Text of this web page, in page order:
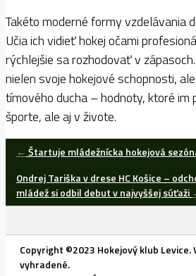
Takéto moderné formy vzdelávania
Učia ich vidieť hokej očami
rýchlejšie sa rozhodovať v
nielen svoje hokejové schopnosti,
tímového ducha – hodnoty, ktoré im
športe, ale aj v živote.
Post
navigation
← Štartuje mládežnícka hokejová
Ondrej Tariška v drese HC Košice –
mládež si odbil debut v najvyššej súťaži
Copyright ©2023 Hokejový klub Levice.
vyhradené.